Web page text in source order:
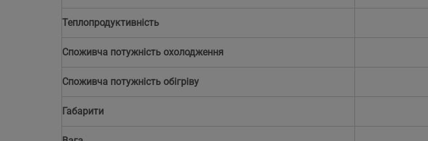
Теплопродуктивність
Споживча потужність охолодження
Споживча потужність обігріву
Габарити